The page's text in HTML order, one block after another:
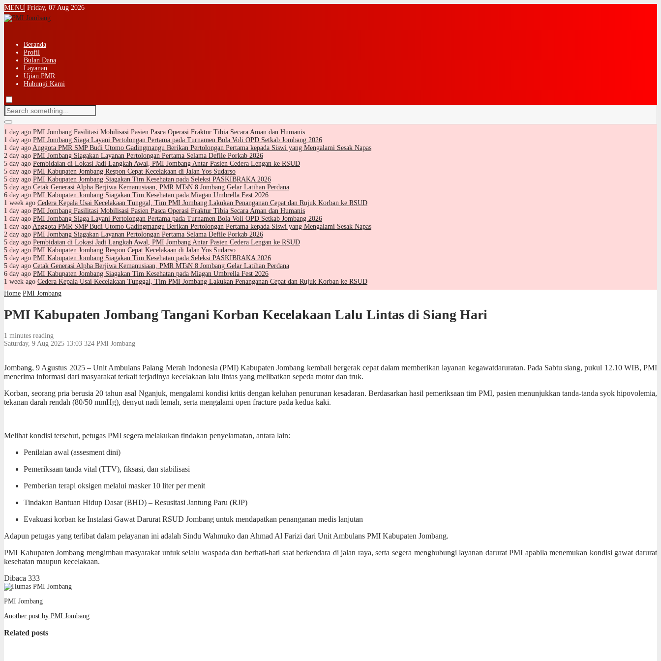
MENU Friday, 07 Aug 2026
Beranda
Profil
Bulan Dana
Layanan
Ujian PMR
Hubungi Kami
1 day ago PMI Jombang Fasilitasi Mobilisasi Pasien Pasca Operasi Fraktur Tibia Secara Aman dan Humanis
1 day ago PMI Jombang Siaga Layani Pertolongan Pertama pada Turnamen Bola Voli OPD Setkab Jombang 2026
1 day ago Anggota PMR SMP Budi Utomo Gadingmangu Berikan Pertolongan Pertama kepada Siswi yang Mengalami Sesak Napas
2 day ago PMI Jombang Siagakan Layanan Pertolongan Pertama Selama Defile Porkab 2026
5 day ago Pembidaian di Lokasi Jadi Langkah Awal, PMI Jombang Antar Pasien Cedera Lengan ke RSUD
5 day ago PMI Kabupaten Jombang Respon Cepat Kecelakaan di Jalan Yos Sudarso
5 day ago PMI Kabupaten Jombang Siagakan Tim Kesehatan pada Seleksi PASKIBRAKA 2026
5 day ago Cetak Generasi Alpha Berjiwa Kemanusiaan, PMR MTsN 8 Jombang Gelar Latihan Perdana
6 day ago PMI Kabupaten Jombang Siagakan Tim Kesehatan pada Miagan Umbrella Fest 2026
1 week ago Cedera Kepala Usai Kecelakaan Tunggal, Tim PMI Jombang Lakukan Penanganan Cepat dan Rujuk Korban ke RSUD
1 day ago PMI Jombang Fasilitasi Mobilisasi Pasien Pasca Operasi Fraktur Tibia Secara Aman dan Humanis
1 day ago PMI Jombang Siaga Layani Pertolongan Pertama pada Turnamen Bola Voli OPD Setkab Jombang 2026
1 day ago Anggota PMR SMP Budi Utomo Gadingmangu Berikan Pertolongan Pertama kepada Siswi yang Mengalami Sesak Napas
2 day ago PMI Jombang Siagakan Layanan Pertolongan Pertama Selama Defile Porkab 2026
5 day ago Pembidaian di Lokasi Jadi Langkah Awal, PMI Jombang Antar Pasien Cedera Lengan ke RSUD
5 day ago PMI Kabupaten Jombang Respon Cepat Kecelakaan di Jalan Yos Sudarso
5 day ago PMI Kabupaten Jombang Siagakan Tim Kesehatan pada Seleksi PASKIBRAKA 2026
5 day ago Cetak Generasi Alpha Berjiwa Kemanusiaan, PMR MTsN 8 Jombang Gelar Latihan Perdana
6 day ago PMI Kabupaten Jombang Siagakan Tim Kesehatan pada Miagan Umbrella Fest 2026
1 week ago Cedera Kepala Usai Kecelakaan Tunggal, Tim PMI Jombang Lakukan Penanganan Cepat dan Rujuk Korban ke RSUD
Home PMI Jombang
PMI Kabupaten Jombang Tangani Korban Kecelakaan Lalu Lintas di Siang Hari
1 minutes reading
Saturday, 9 Aug 2025 13:03 324 PMI Jombang
Jombang, 9 Agustus 2025 – Unit Ambulans Palang Merah Indonesia (PMI) Kabupaten Jombang kembali bergerak cepat dalam memberikan layanan kegawatdaruratan. Pada Sabtu siang, pukul 12.10 WIB, PMI
menerima informasi dari masyarakat terkait terjadinya kecelakaan lalu lintas yang melibatkan sepeda motor dan truk.
Korban, seorang pria berusia 20 tahun asal Nganjuk, mengalami kondisi kritis dengan keluhan penurunan kesadaran. Berdasarkan hasil pemeriksaan tim PMI, pasien menunjukkan tanda-tanda syok hipovolemia,
tekanan darah rendah (80/50 mmHg), denyut nadi lemah, serta mengalami open fracture pada kedua kaki.
Melihat kondisi tersebut, petugas PMI segera melakukan tindakan penyelamatan, antara lain:
Penilaian awal (assesment dini)
Pemeriksaan tanda vital (TTV), fiksasi, dan stabilisasi
Pemberian terapi oksigen melalui masker 10 liter per menit
Tindakan Bantuan Hidup Dasar (BHD) – Resusitasi Jantung Paru (RJP)
Evakuasi korban ke Instalasi Gawat Darurat RSUD Jombang untuk mendapatkan penanganan medis lanjutan
Adapun petugas yang terlibat dalam pelayanan ini adalah Sindu Wahmuko dan Ahmad Al Farizi dari Unit Ambulans PMI Kabupaten Jombang.
PMI Kabupaten Jombang mengimbau masyarakat untuk selalu waspada dan berhati-hati saat berkendara di jalan raya, serta segera menghubungi layanan darurat PMI apabila menemukan kondisi gawat darurat
kesehatan maupun kecelakaan.
Dibaca 333
PMI Jombang
Another post by PMI Jombang
Related posts